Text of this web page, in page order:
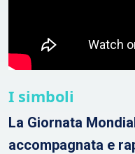
I simboli
La Giornata
accompagnata e